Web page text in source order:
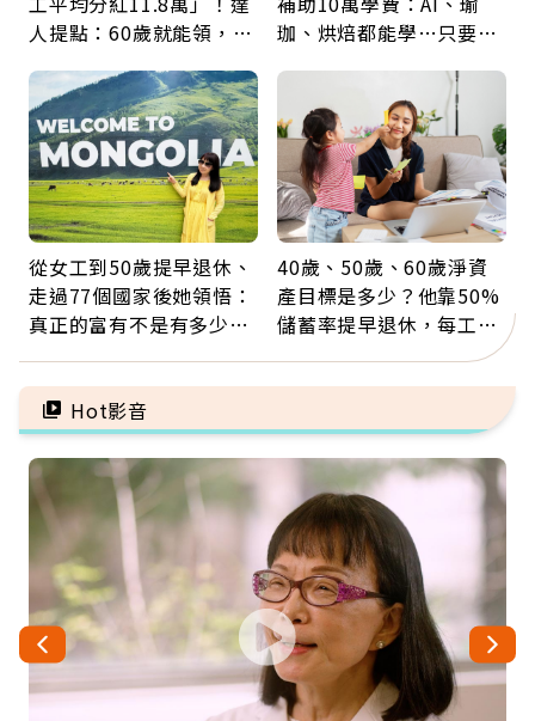
人提點：60歲就能領，重
珈、烘焙都能學…只要願
從女工到50歲提早退休、
走過77個國家後她領悟：
真正的富有不是有多少
自由
40歲、50歲、60歲淨資
產目標是多少？他靠50%
儲蓄率提早退休，每工作
Hot影音